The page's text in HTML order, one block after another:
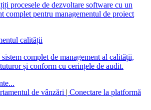
procesele de dezvoltare software cu un
complet pentru managementul de proiect
calității
complet de management al calității,
și conform cu cerințele de audit.
de vânzări | Conectare la platformă